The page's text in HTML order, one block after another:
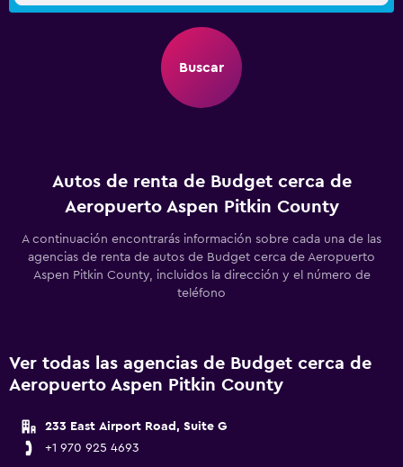
Buscar
Autos de renta de Budget cerca de
Aeropuerto Aspen Pitkin County
A continuación encontrarás información sobre cada una de las
agencias de renta de autos de Budget cerca de Aeropuerto
Aspen Pitkin County, incluidos la dirección y el número de
teléfono
Ver todas las agencias de Budget cerca de
Aeropuerto Aspen Pitkin County
233 East Airport Road, Suite G
+1 970 925 4693